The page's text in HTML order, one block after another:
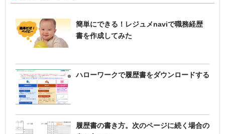
簡単にできる！レジュメnaviで職務経歴
書を作成してみた
ハローワークで履歴書をダウンロードする
履歴書の書き方。次のページに続く場合の